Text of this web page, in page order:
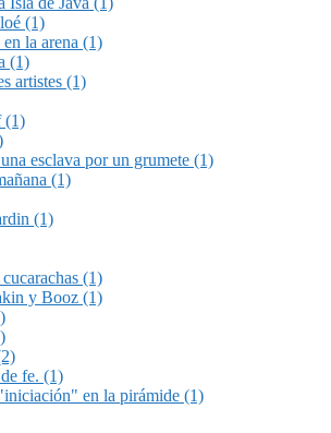
(1)
la arena (1)
(1)
artistes (1)
(1)
esclava por un grumete (1)
(1)
(1)
(1)
y Booz (1)
fe. (1)
en la pirámide (1)